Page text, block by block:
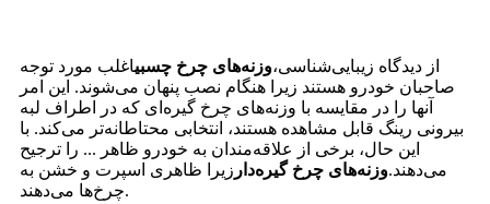
از دیدگاه زیبایی‌شناسی،وزنه‌های چرخ چسبیاغلب مورد توجه
صاحبان خودرو هستند زیرا هنگام نصب پنهان می‌شوند. این امر
آنها را در مقایسه با وزنه‌های چرخ گیره‌ای که در اطراف لبه
بیرونی رینگ قابل مشاهده هستند، انتخابی محتاطانه‌تر می‌کند. با
این حال، برخی از علاقه‌مندان به خودرو ظاهر ... را ترجیح
می‌دهند.وزنه‌های چرخ گیره‌دار زیرا ظاهری اسپرت و خشن به
چرخ‌ها می‌دهند.